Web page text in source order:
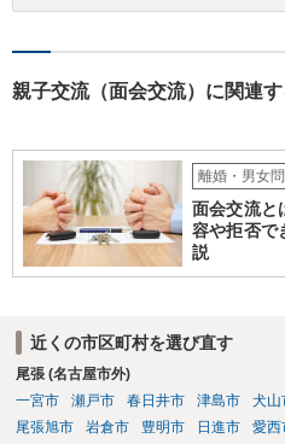
親子交流（面会交流）に関連
離婚・男女
面会交流と
容や拒否で
説
近くの市区町村を選び直す
尾張 (名古屋市外)
一宮市
瀬戸市 春日井市 津島市 犬山
尾張旭市
岩倉市 豊明市 日進市 愛西